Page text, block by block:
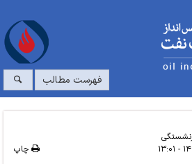
فهرست مطالب
چاپ